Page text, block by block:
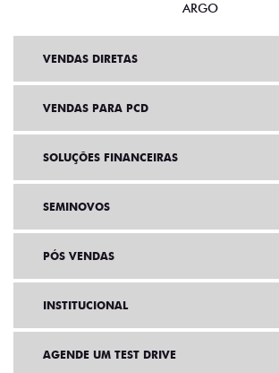
ARGO
VENDAS DIRETAS
VENDAS PARA PCD
SOLUÇÕES FINANCEIRAS
SEMINOVOS
PÓS VENDAS
INSTITUCIONAL
AGENDE UM TEST DRIVE